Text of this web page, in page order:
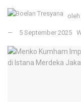
oleh
5 September 2025